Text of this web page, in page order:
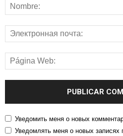
Уведомить меня о новых
Уведомлять меня о новых записях